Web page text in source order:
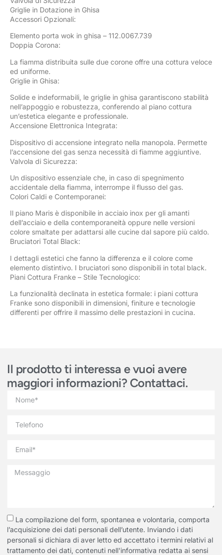
Griglie in Dotazione in Ghisa
Accessori Opzionali:
Elemento porta wok in ghisa – 112.0067.739
Doppia Corona:
La fiamma distribuita sulle due corone offre una cottura veloce
ed uniforme.
Griglie in Ghisa:
Solide e indeformabili, le griglie in ghisa garantiscono stabilità
nell’appoggio e robustezza, conferendo al piano cottura
un’estetica elegante e professionale.
Accensione Elettronica Integrata:
Dispositivo di accensione integrato nella manopola. Permette
l’accensione del gas senza necessità di fiamme aggiuntive.
Valvola di Sicurezza:
Un dispositivo essenziale che, in caso di spegnimento
accidentale della fiamma, interrompe il flusso del gas.
Colori Caldi e Contemporanei:
Il piano Maris è disponibile in acciaio inox per gli amanti
dell’acciaio e della contemporaneità oppure nelle versioni
colore smaltate per adattarsi alle cucine dal sapore più caldo.
Bruciatori Total Black:
I dettagli estetici che fanno la differenza e il colore come
elemento distintivo. I bruciatori sono disponibili in total black.
Piani Cottura Franke – Stile Tecnologico:
La funzionalità declinata in estetica formale: i piani cottura
Franke sono disponibili in dimensioni, finiture e tecnologie
differenti per offrire il massimo delle prestazioni in cucina.
Il prodotto ti interessa e vuoi avere
maggiori informazioni? Contattaci.
La compilazione del form, spontanea e volontaria, comporta
l’acquisizione dei dati personali dell’utente. Inviando i dati
personali si dichiara di aver letto ed accettato i termini relativi al
trattamento dei dati, contenuti nell'informativa redatta ai sensi